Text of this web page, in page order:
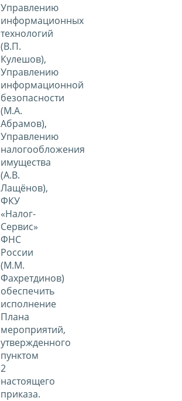
Управлению
информационных
технологий
(В.П.
Кулешов),
Управлению
информационной
безопасности
(М.А.
Абрамов),
Управлению
налогообложения
имущества
(А.В.
Лащёнов),
ФКУ
«Налог-
Сервис»
ФНС
России
(М.М.
Фахретдинов)
обеспечить
исполнение
Плана
мероприятий,
утвержденного
пунктом
2
настоящего
приказа.